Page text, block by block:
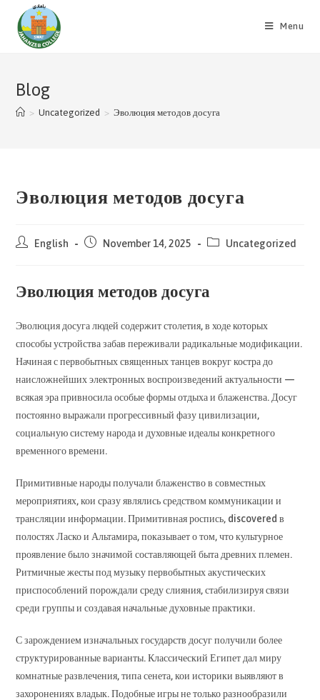
content
Menu
Blog
> Uncategorized > Эволюция методов досуга
Эволюция методов досуга
PostEnglish
PostNovember 14, 2025
PostUncategorized
Эволюция методов досуга
Эволюция досуга людей содержит столетия, в ходе которых
способы устройства забав переживали радикальные модификации.
Начиная с первобытных священных танцев вокруг костра до
наисложнейших электронных воспроизведений актуальности —
всякая эра привносила особые формы отдыха и блаженства. Досуг
постоянно выражали прогрессивный фазу цивилизации,
социальную систему народа и духовные идеалы конкретного
временного времени.
Примитивные народы получали блаженство в совместных
мероприятиях, кои сразу являлись средством коммуникации и
трансляции информации. Примитивная роспись, discovered в
полостях Ласко и Альтамира, показывает о том, что культурное
проявление было значимой составляющей быта древних племен.
Ритмичные жесты под музыку первобытных акустических
приспособлений порождали среду слияния, стабилизируя связи
среди группы и создавая начальные духовные практики.
С зарождением изначальных государств досуг получили более
структурированные варианты. Классический Египет дал миру
комнатные развлечения, типа сенета, кои историки выявляют в
захоронениях владык. Подобные игры не только разнообразили